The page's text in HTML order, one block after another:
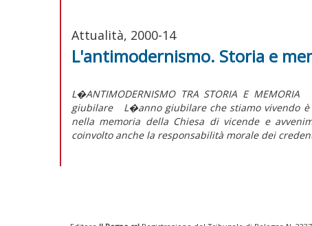
Attualità, 2000-14
L'antimodernismo. Storia e
L�ANTIMODERNISMO TRA STORIA E
giubilare L�anno giubilare che stiamo vivendo è
nella memoria della Chiesa di vicende e
coinvolto anche la responsabilità morale dei